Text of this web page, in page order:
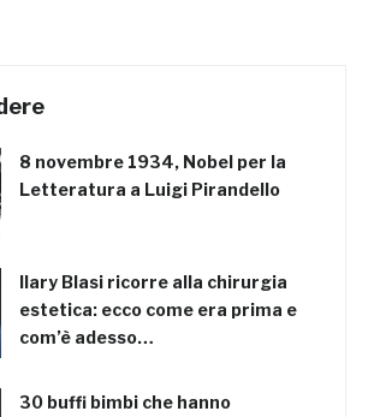
8 novembre 1934, Nobel per la
Letteratura a Luigi Pirandello
Ilary Blasi ricorre alla chirurgia
estetica: ecco come era prima e
com’è adesso…
30 buffi bimbi che hanno